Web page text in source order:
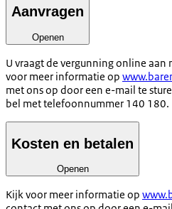
Aanvragen
Openen
U vraagt de vergunning online
voor meer informatie op
met ons op door een e-mail te
bel met telefoonnummer 140 180.
Kosten en betalen
Openen
Kijk voor meer informatie op